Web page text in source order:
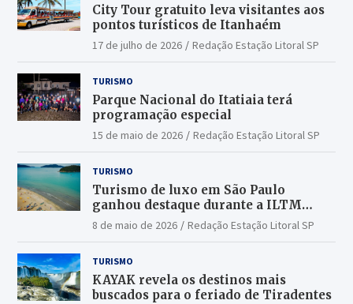
City Tour gratuito leva visitantes aos
pontos turísticos de Itanhaém
17 de julho de 2026 Redação Estação Litoral SP
TURISMO
Parque Nacional do Itatiaia terá
programação especial
15 de maio de 2026 Redação Estação Litoral SP
TURISMO
Turismo de luxo em São Paulo
ganhou destaque durante a ILTM
Latin America 2026
8 de maio de 2026 Redação Estação Litoral SP
TURISMO
KAYAK revela os destinos mais
buscados para o feriado de Tiradentes